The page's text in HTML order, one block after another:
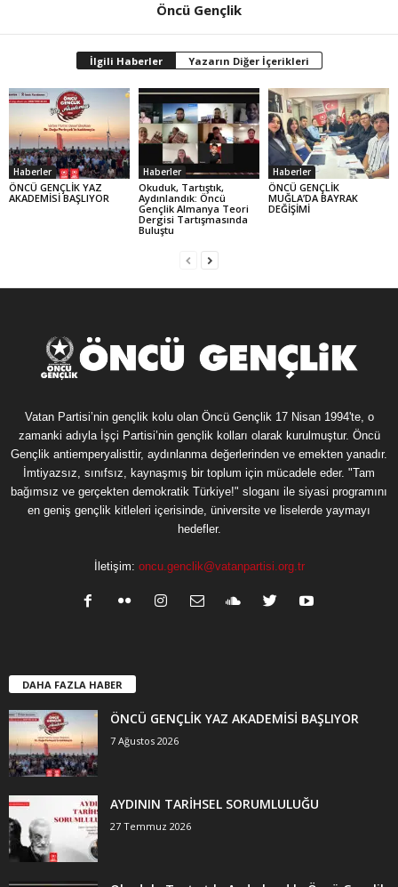
Öncü Gençlik
İlgili Haberler Yazarın Diğer İçerikleri
Haberler
ÖNCÜ GENÇLİK YAZ
AKADEMİSİ BAŞLIYOR
Haberler
Okuduk, Tartıştık,
Aydınlandık: Öncü
Gençlik Almanya Teori
Dergisi Tartışmasında
Buluştu
Haberler
ÖNCÜ GENÇLİK
MUĞLA’DA BAYRAK
DEĞİŞİMİ
Vatan Partisi’nin gençlik kolu olan Öncü Gençlik 17 Nisan 1994'te, o
zamanki adıyla İşçi Partisi’nin gençlik kolları olarak kurulmuştur. Öncü
Gençlik antiemperyalisttir, aydınlanma değerlerinden ve emekten yanadır.
İmtiyazsız, sınıfsız, kaynaşmış bir toplum için mücadele eder. "Tam
bağımsız ve gerçekten demokratik Türkiye!" sloganı ile siyasi programını
en geniş gençlik kitleleri içerisinde, üniversite ve liselerde yaymayı
hedefler.
İletişim: oncu.genclik@vatanpartisi.org.tr
DAHA FAZLA HABER
ÖNCÜ GENÇLİK YAZ AKADEMİSİ BAŞLIYOR
7 Ağustos 2026
AYDININ TARİHSEL SORUMLULUĞU
27 Temmuz 2026